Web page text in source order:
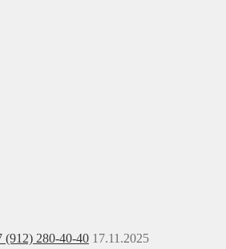
(912) 280-40-40 17.11.2025